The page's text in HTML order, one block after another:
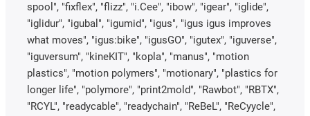
spool", "fixflex", "flizz", "i.Cee", "ibow", "igear", "iglide",
"iglidur", "igubal", "igumid", "igus", "igus igus improves
what moves", "igus:bike", "igusGO", "igutex", "iguverse",
"iguversum", "kineKIT", "kopla", "manus", "motion
plastics", "motion polymers", "motionary", "plastics for
longer life", "polymore", "print2mold", "Rawbot", "RBTX",
"RCYL", "readycable", "readychain", "ReBeL", "ReCyycle",